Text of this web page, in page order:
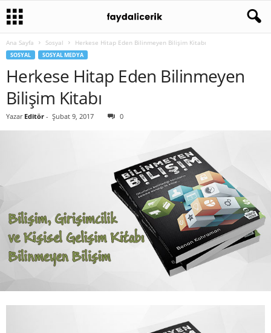
Ana Sayfa Sosyal Herkese Hitap Eden Bilinmeyen Bilişim Kitabı
SOSYAL SOSYAL MEDYA
Herkese Hitap Eden Bilinmeyen
Bilişim Kitabı
Yazar Editör - Şubat 9, 2017 0